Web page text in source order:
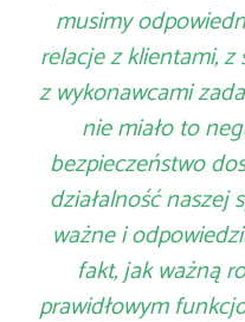
musimy
relacje z klientami,
z wykonawcami
nie miało to
bezpieczeństwo
działalność naszej
ważne i
fakt, jak ważną
prawidłowym